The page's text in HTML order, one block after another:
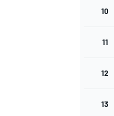
10
11
12
13